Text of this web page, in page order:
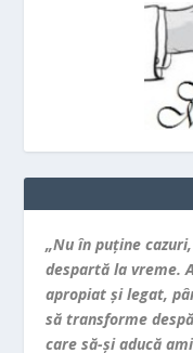
„Nu în puţine
despartă la vreme.
apropiat şi legat,
să transforme
care să-şi aducă